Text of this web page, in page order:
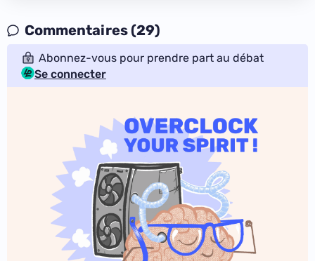
Commentaires (29)
Abonnez-vous pour prendre part au débat
Se connecter